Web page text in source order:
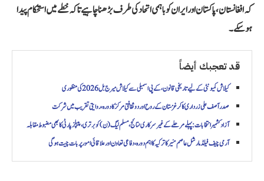
کہ افغانستان، پاکستان اور ایران کو باہمی اتحاد کی طرف بڑھنا چاہیے تاکہ خطے میں استحکام پیدا
ہو سکے۔
قد تعجبك أيضاً
کیلاش کمیونٹی کے لیے تاریخی قانون، کے پی اسمبلی سے کیلاش میرج بل 2026 کی منظوری
صدر آصف علی زرداری کا کرغزستان کے روح اوردو ثقافتی مرکز کا دورہ، روایتی تقریب میں شرکت
آزاد کشمیر انتخابات: پہلے مرحلے کے غیرسرکاری نتائج، مسلم لیگ (ن) کو برتری، پیپلز پارٹی کا بھی مضبوط مقابلہ
آرمی چیف فیلڈ مارشل عاصم منیر کا ترکیہ کا اہم دورہ، دفاعی تعاون اور علاقائی امور پر بات چیت ہوگی